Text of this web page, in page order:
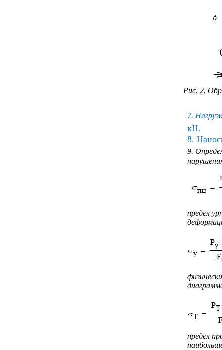
Рис. 2.
7.
кН.
8.
9.
предел
предел